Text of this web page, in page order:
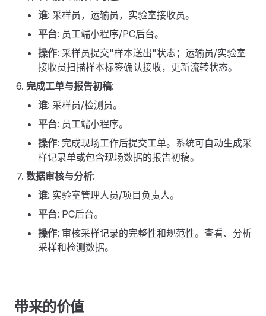
谁: 采样员，运输员，实验室接收员。
平台: 员工端小程序/PC后台。
操作: 采样员提交"样本送出"状态；运输员/实验室
接收员扫描样本标签确认接收，更新流转状态。
完成工单与报告初稿:
谁: 采样员/检测员。
平台: 员工端小程序。
操作: 完成现场工作后提交工单。系统可自动生成采
样记录单或包含现场数据的报告初稿。
数据审核与分析:
谁: 实验室管理人员/项目负责人。
平台: PC后台。
操作: 审核采样记录的完整性和规范性。查看、分析
采样和检测数据。
带来的价值